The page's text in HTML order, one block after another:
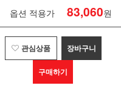
옵션 적용가 83,060원
관심상품 장바구니
구매하기